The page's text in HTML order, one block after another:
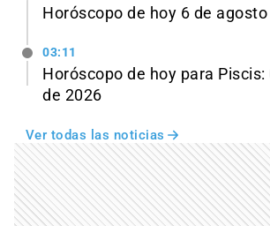
Horóscopo de hoy 6 de
03:11
Horóscopo de hoy para
de 2026
Ver todas las noticias